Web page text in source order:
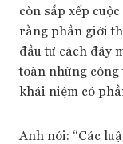
còn sắp xếp
rằng phần giới
đầu tư cách đây
toàn những
khái niệm có
Anh nói: “Các